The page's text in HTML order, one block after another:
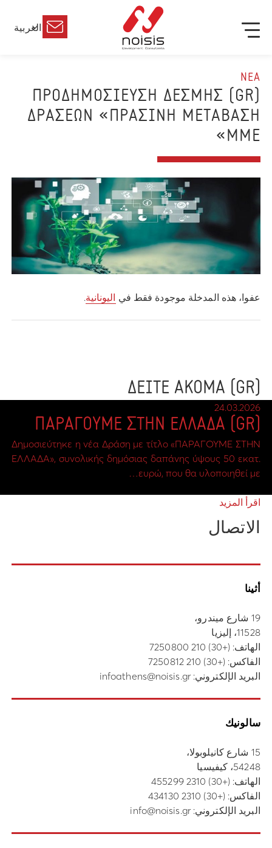
العربية
ΝΕΑ
(GR) ΠΡΟΔΗΜΟΣΙΕΥΣΗ ΔΕΣΜΗΣ
ΔΡΑΣΕΩΝ «ΠΡΑΣΙΝΗ ΜΕΤΑΒΑΣΗ
ΜΜΕ»
عفوا، هذه المدخلة موجودة فقط في اليونانية.
(GR) ΔΕΙΤΕ ΑΚΟΜΑ
24.03.2026
(GR) ΠΑΡΑΓΟΥΜΕ ΣΤΗΝ ΕΛΛΑΔΑ
Δημοσιεύτηκε η νέα Δράση με τίτλο «ΠΑΡΑΓΟΥΜΕ ΣΤΗΝ
ΕΛΛΑΔΑ», συνολικής δημόσιας δαπάνης ύψους 50 εκατ.
ευρώ, που θα υλοποιηθεί με…
اقرأ المزيد
الاتصال
أثينا
19 شارع ميندرو،
11528، إليزيا
الهاتف: (+30) 210 7250800
الفاكس: (+30) 210 7250812
البريد الإلكتروني:infoathens@noisis.gr
سالونيك
15 شارع كانيلوبولا،
54248، كيفيسيا
الهاتف: (+30) 2310 455299
الفاكس: (+30) 2310 434130
البريد الإلكتروني:info@noisis.gr